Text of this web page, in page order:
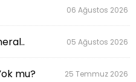
06 Ağustos 2026
05 Ağustos 2026
mu? 25 Temmuz 2026